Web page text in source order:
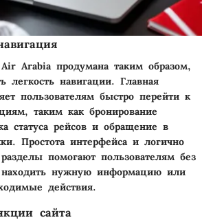
Air Arabia продумана таким образом,
легкость навигации. Главная
пользователям быстро перейти к
таким как бронирование
статуса рейсов и обращение в
Простота интерфейса и логично
помогают пользователям без
нужную информацию или
действия.
сайта